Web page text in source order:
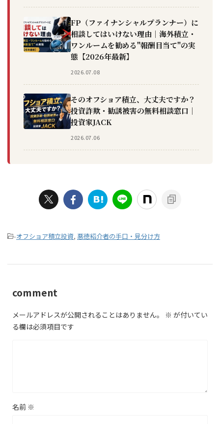
FP（ファイナンシャルプランナー）に
相談してはいけない理由｜海外積立・
ワンルームを勧める"報酬目当て"の実
態【2026年最新】
2026.07.08
そのオフショア積立、大丈夫ですか？
投資詐欺・勧誘被害の無料相談窓口｜
投資家JACK
2026.07.06
-オフショア積立投資, 悪徳紹介者の手口・見分け方
comment
メールアドレスが公開されることはありません。 ※ が付いてい
る欄は必須項目です
名前 ※